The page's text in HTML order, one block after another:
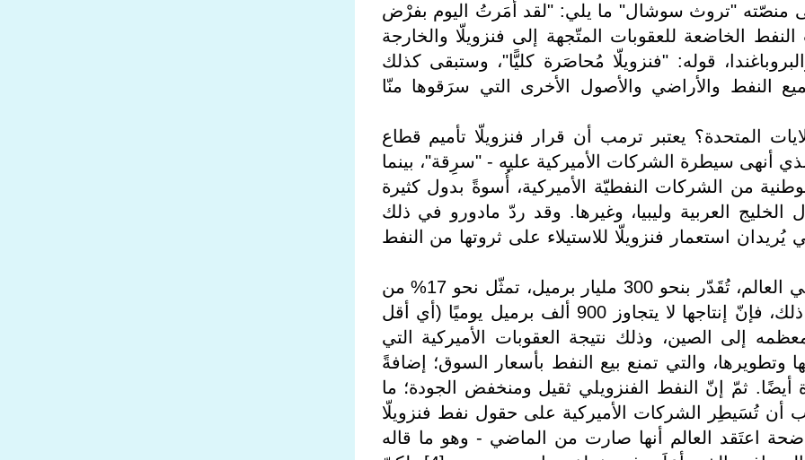
منصّته "تروث سوشال" ما يلي: "لقد أمَرتُ اليوم بفرْض
الخاضعة للعقوبات المتّجهة إلى فنزويلّا والخارجة
قوله: "فنزويلّا مُحاصَرة كليًّا"، وستبقى كذلك
النفط والأراضي والأصول الأخرى التي سرَقوها منّا
المتحدة؟ يعتبر ترمب أن قرار فنزويلّا تأميم قطاع
أنهى سيطرة الشركات الأميركية عليه - "سرِقة"، بينما
من الشركات النفطيّة الأميركية، أُسوةً بدول كثيرة
العربية وليبيا، وغيرها. وقد ردّ مادورو في ذلك
يُريدان استعمار فنزويلّا للاستيلاء على ثروتها من النفط
وتملك فنزويلّا أكبر احتياطيّات نفطيّة في العالم، تُقَدّر بنحو 300 مليار برميل، تمثّل نحو 17% من
الاحتياطيّات العالميّة. وعلى الرغم من ذلك، فإنّ إنتاجها لا يتجاوز 900 ألف برميل يوميًا (أي أقل
معظمه إلى الصين، وذلك نتيجة العقوبات الأميركية التي
وتطويرها، والتي تمنع بيع النفط بأسعار السوق؛ إضافةً
ثمّ إنّ النفط الفنزويلي ثقيل ومنخفض الجودة؛ ما
ويُريد ترمب أن تُسَيطِر الشركات الأميركية على حقول نفط فنزويلّا
اعتَقد العالم أنها صارت من الماضي - وهو ما قاله